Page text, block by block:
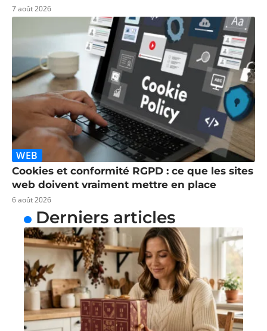
7 août 2026
WEB
Cookies et conformité RGPD : ce que les sites
web doivent vraiment mettre en place
6 août 2026
Derniers articles